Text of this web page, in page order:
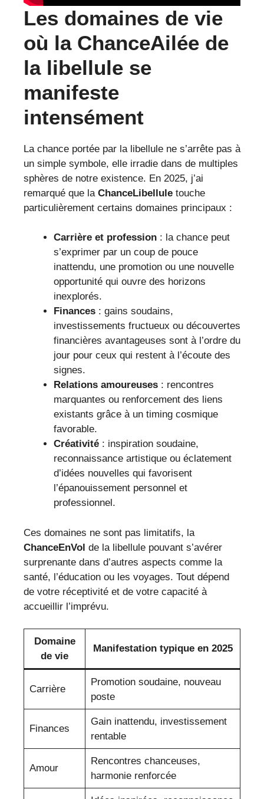
Les domaines de vie
où la ChanceAilée de
la libellule se
manifeste
intensément
La chance portée par la libellule ne s’arrête pas à
un simple symbole, elle irradie dans de multiples
sphères de notre existence. En 2025, j’ai
remarqué que la ChanceLibellule touche
particulièrement certains domaines principaux :
Carrière et profession : la chance peut
s’exprimer par un coup de pouce
inattendu, une promotion ou une nouvelle
opportunité qui ouvre des horizons
inexplorés.
Finances : gains soudains,
investissements fructueux ou découvertes
financières avantageuses sont à l’ordre du
jour pour ceux qui restent à l’écoute des
signes.
Relations amoureuses : rencontres
marquantes ou renforcement des liens
existants grâce à un timing cosmique
favorable.
Créativité : inspiration soudaine,
reconnaissance artistique ou éclatement
d’idées nouvelles qui favorisent
l’épanouissement personnel et
professionnel.
Ces domaines ne sont pas limitatifs, la
ChanceEnVol de la libellule pouvant s’avérer
surprenante dans d’autres aspects comme la
santé, l’éducation ou les voyages. Tout dépend
de votre réceptivité et de votre capacité à
accueillir l’imprévu.
Domaine
de vie
Manifestation typique en 2025
Carrière
Promotion soudaine, nouveau
poste
Finances
Gain inattendu, investissement
rentable
Amour
Rencontres chanceuses,
harmonie renforcée